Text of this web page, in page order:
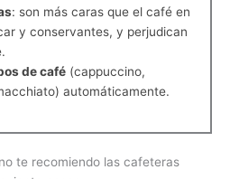
: son más caras que el café en
y conservantes, y perjudican
de café(cappuccino,
automáticamente.
te recomiendo las cafeteras